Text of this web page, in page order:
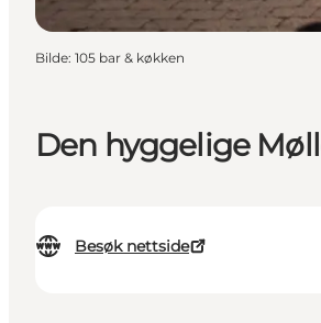
Den hyggelige
Besøk nettside
Bilde: 105 bar & køkken